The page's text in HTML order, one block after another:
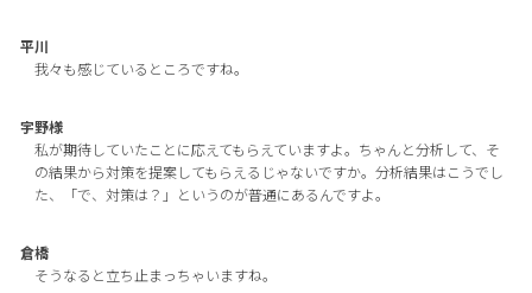
平川
我々も感じているところですね。
宇野様
私が期待していたことに応えてもらえていますよ。ちゃんと分析して、そ
の結果から対策を提案してもらえるじゃないですか。分析結果はこうでし
た、「で、対策は？」というのが普通にあるんですよ。
倉橋
そうなると立ち止まっちゃいますね。